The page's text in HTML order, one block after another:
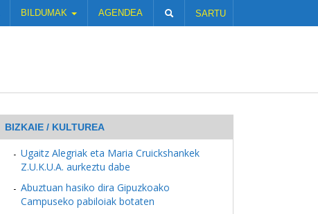
BILDUMAK AGENDEA SARTU
BIZKAIE / KULTUREA
Ugaitz Alegriak eta Maria Cruickshankek
Z.U.K.U.A. aurkeztu dabe
Abuztuan hasiko dira Gipuzkoako
Campuseko pabiloiak botaten